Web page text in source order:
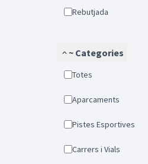
Rebutjada
~ Categories
Totes
Aparcaments
Pistes Esportives
Carrers i Vials